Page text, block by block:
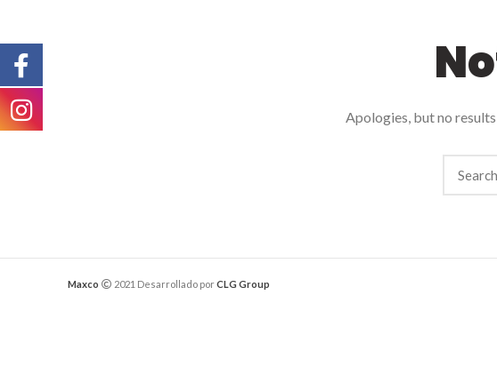
Apologies, but no
Maxco 2021 Desarrollado porCLG Group